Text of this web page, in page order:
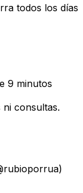
todos los días
9 minutos
ni consultas.